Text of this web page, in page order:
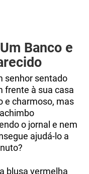
Banco e
senhor sentado
frente à sua casa
e charmoso, mas
o jornal e nem
ajudá-lo a
blusa vermelha